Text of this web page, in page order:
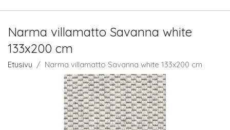
Narma villamatto Savanna white
133x200 cm
Etusivu Narma villamatto Savanna white 133x200 cm